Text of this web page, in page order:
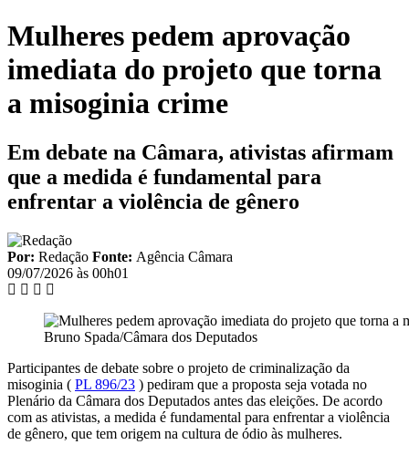
Mulheres pedem aprovação
imediata do projeto que torna
a misoginia crime
Em debate na Câmara, ativistas afirmam
que a medida é fundamental para
enfrentar a violência de gênero
Por: Redação Fonte: Agência Câmara
09/07/2026 às 00h01
Bruno Spada/Câmara dos Deputados
Participantes de debate sobre o projeto de criminalização da
misoginia ( PL 896/23 ) pediram que a proposta seja votada no
Plenário da Câmara dos Deputados antes das eleições. De acordo
com as ativistas, a medida é fundamental para enfrentar a violência
de gênero, que tem origem na cultura de ódio às mulheres.